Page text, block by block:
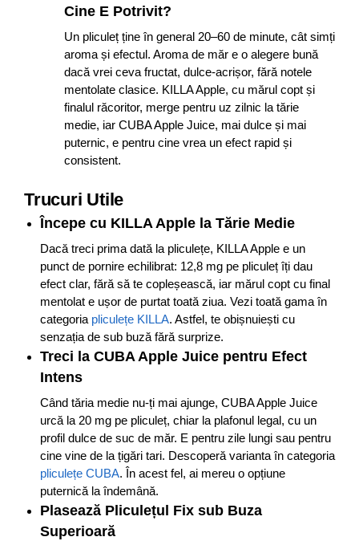
Cine E Potrivit?
Un pliculeț ține în general 20–60 de minute, cât simți
aroma și efectul. Aroma de măr e o alegere bună
dacă vrei ceva fructat, dulce-acrișor, fără notele
mentolate clasice. KILLA Apple, cu mărul copt și
finalul răcoritor, merge pentru uz zilnic la tărie
medie, iar CUBA Apple Juice, mai dulce și mai
puternic, e pentru cine vrea un efect rapid și
consistent.
Trucuri Utile
Începe cu KILLA Apple la Tărie Medie
Dacă treci prima dată la pliculețe, KILLA Apple e un
punct de pornire echilibrat: 12,8 mg pe pliculeț îți dau
efect clar, fără să te copleșească, iar mărul copt cu final
mentolat e ușor de purtat toată ziua. Vezi toată gama în
categoria pliculețe KILLA. Astfel, te obișnuiești cu
senzația de sub buză fără surprize.
Treci la CUBA Apple Juice pentru Efect
Intens
Când tăria medie nu-ți mai ajunge, CUBA Apple Juice
urcă la 20 mg pe pliculeț, chiar la plafonul legal, cu un
profil dulce de suc de măr. E pentru zile lungi sau pentru
cine vine de la țigări tari. Descoperă varianta în categoria
pliculețe CUBA. În acest fel, ai mereu o opțiune
puternică la îndemână.
Plasează Pliculețul Fix sub Buza
Superioară